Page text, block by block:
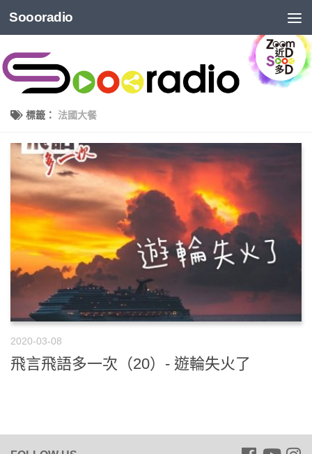
Soooradio
標籤： 法國大餐
2020-03-08
飛言飛語多一次（20）- 遊輪失火了